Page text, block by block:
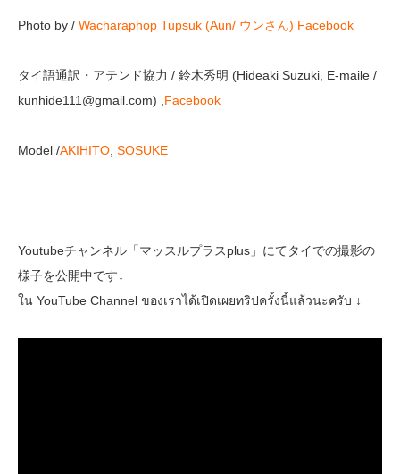
Photo by / Wacharaphop Tupsuk (Aun/ ウンさん) Facebook
タイ語通訳・アテンド協力 / 鈴木秀明 (Hideaki Suzuki, E-maile /
kunhide111@gmail.com) , Facebook
Model /AKIHITO SOSUKE
Youtubeチャンネル「マッスルプラスplus」にてタイでの撮影の
様子を公開中です↓
ใน YouTube Channel ของเราได้เปิดเผยทริปครั้งนี้แล้วนะครับ ↓